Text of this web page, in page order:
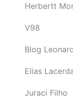
Herbertt
V98
Blog
Elias
Juraci Filho